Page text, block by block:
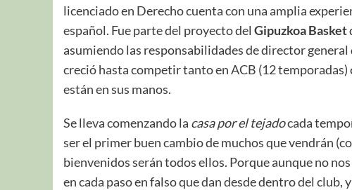
licenciado en Derecho cuenta con una amplia
español. Fue parte del proyecto del Gipuzkoa Basket
asumiendo las responsabilidades de director general
creció hasta competir tanto en ACB (12 temporadas)
están en sus manos.
Se lleva comenzando la casa por el tejadocada
ser el primer buen cambio de muchos que vendrán
bienvenidos serán todos ellos. Porque aunque no
en cada paso en falso que dan desde dentro del club,